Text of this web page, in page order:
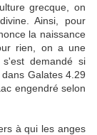
grecque, on
Ainsi, pour
la naissance
rien, on a une
s'est demandé si
Galates 4.29
engendré selon
à qui les anges